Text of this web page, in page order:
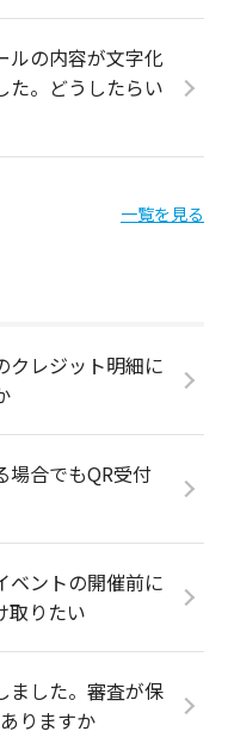
ルの内容が文字化
た。どうしたらい
一覧を見る
クレジット明細に
場合でもQR受付
ベントの開催前に
取りたい
ました。審査が保
りますか